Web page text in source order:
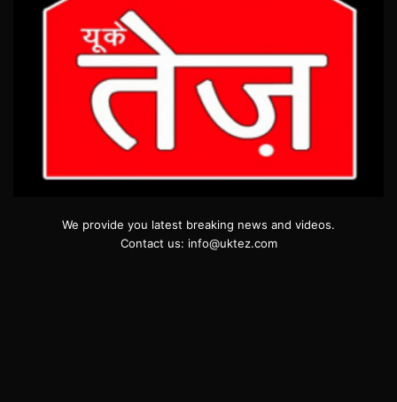
We provide you latest breaking news and videos.
Contact us: info@uktez.com